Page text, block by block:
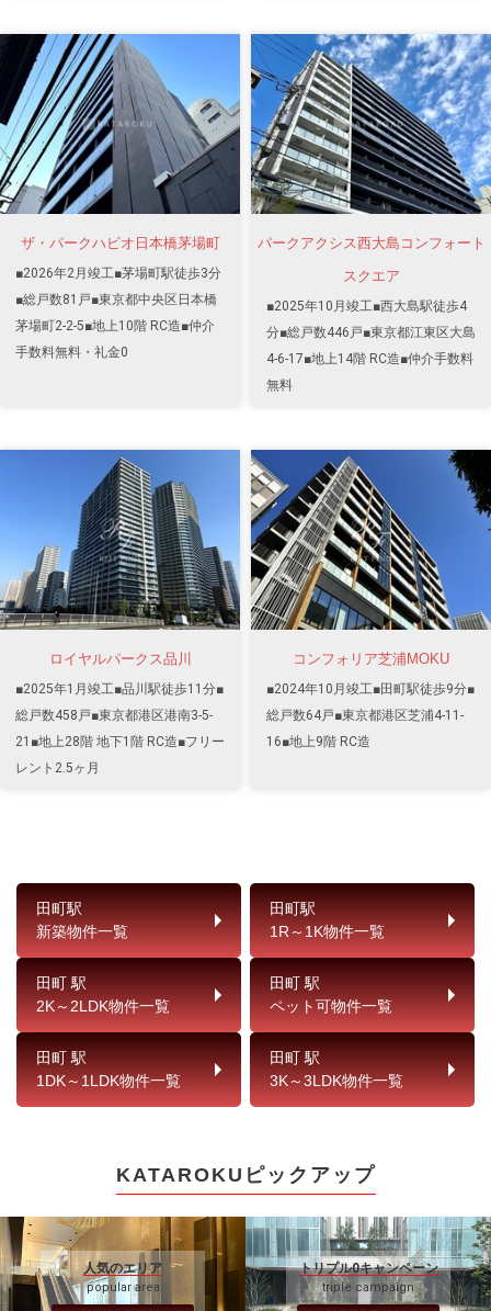
ザ・パークハビオ日本橋茅場町
■2026年2月竣工■茅場町駅徒歩3分
■総戸数81戸■東京都中央区日本橋
茅場町2-2-5■地上10階 RC造■仲介
手数料無料・礼金0
パークアクシス西大島コンフォート
スクエア
■2025年10月竣工■西大島駅徒歩4
分■総戸数446戸■東京都江東区大島
4-6-17■地上14階 RC造■仲介手数料
無料
ロイヤルパークス品川
■2025年1月竣工■品川駅徒歩11分■
総戸数458戸■東京都港区港南3-5-
21■地上28階 地下1階 RC造■フリー
レント2.5ヶ月
コンフォリア芝浦MOKU
■2024年10月竣工■田町駅徒歩9分■
総戸数64戸■東京都港区芝浦4-11-
16■地上9階 RC造
田町駅
新築物件一覧
田町駅
1R～1K物件一覧
田町 駅
2K～2LDK物件一覧
田町 駅
ペット可物件一覧
田町 駅
1DK～1LDK物件一覧
田町 駅
3K～3LDK物件一覧
KATAROKUピックアップ
人気のエリア
popular area
トリプル0キャンペーン
triple campaign